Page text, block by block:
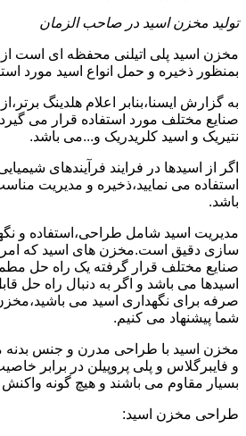
تولید مخزن اسید در صاحب الزمان
مخزن اسید پلی اتیلنی محفظه ای است
بمنظور ذخیره و حمل انواع اسید مورد
به گزارش ایسنا،بنابر اعلام هلدینگ
صنایع مختلف مورد استفاده قرار می
نتیریک و اسید کلریدریک و...می باشد.
اگر از اسیدها در فرایند فرآیندهای
استفاده می نمایید،ذخیره و مدیریت
باشد.
مدیریت اسید شامل طراحی،استفاده و
سازی دقیق است.مخزن های اسید که
صنایع مختلف قرار گرفته یک راه حل
اسیدها می باشد و اگر به دنبال راه حل
صرفه برای نگهداری اسید می باشید،مخزن
شما پیشنهاد می کنیم.
مخزن اسید با طراحی مدرن و جنس بدنه
و فایبرگلاس و پلی پروپیلن در برابر
بسیار مقاوم می باشند و هیچ گونه
طراحی مخزن اسید: